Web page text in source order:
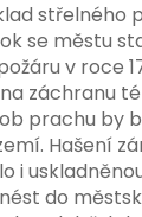
střelného
se městu
v roce
záchranu
prachu by
Hašení
i
do